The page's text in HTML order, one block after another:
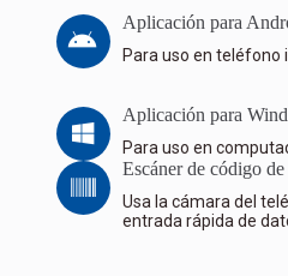
Aplicación para
Para uso en teléfono
Aplicación para
Para uso en
Escáner de código de
Usa la cámara del
entrada rápida de